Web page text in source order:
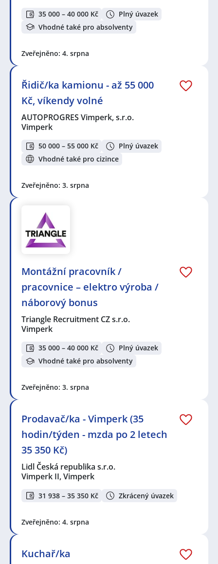
35 000 – 40 000 Kč
Plný úvazek
Vhodné také pro absolventy
Zveřejněno: 4. srpna
Řidič/ka kamionu - až 55 000
Kč, víkendy volné
AUTOPROGRES Vimperk, s.r.o.
Vimperk
50 000 – 55 000 Kč
Plný úvazek
Vhodné také pro cizince
Zveřejněno: 3. srpna
Montážní pracovník /
pracovnice – elektro výroba /
náborový bonus
Triangle Recruitment CZ s.r.o.
Vimperk
35 000 – 40 000 Kč
Plný úvazek
Vhodné také pro absolventy
Zveřejněno: 3. srpna
Prodavač/ka - Vimperk (35
hodin/týden - mzda po 2 letech
35 350 Kč)
Lidl Česká republika s.r.o.
Vimperk II, Vimperk
31 938 – 35 350 Kč Zkrácený úvazek
Zveřejněno: 4. srpna
Kuchař/ka